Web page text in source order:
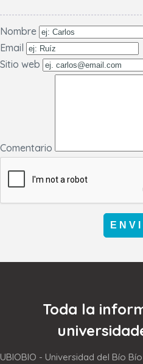
Nombre
Email
Sitio web
Comentario
Toda la
UBIOBIO - Universidad del Bío Bío